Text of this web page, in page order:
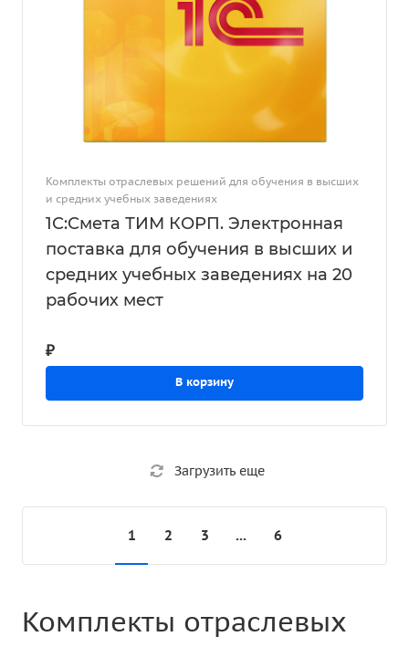
Комплекты отраслевых решений для обучения в высших
и средних учебных заведениях
1С:Смета ТИМ КОРП. Электронная
поставка для обучения в высших и
средних учебных заведениях на 20
рабочих мест
₽
В корзину
Загрузить еще
1 2 3 ... 6
Комплекты отраслевых